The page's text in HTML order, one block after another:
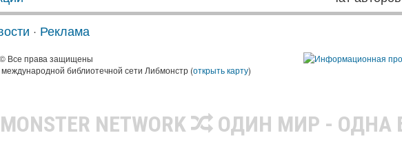
· Реклама
© Все права защищены
библиотечной сети Либмонстр (открыть карту)
NETWORK ОДИН МИР - ОДНА